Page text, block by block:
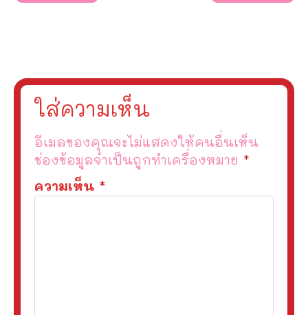
ใส่ความเห็น
อีเมลของคุณจะไม่แสดงให้คนอื่นเห็น
ช่องข้อมูลจำเป็นถูกทำเครื่องหมาย *
ความเห็น *